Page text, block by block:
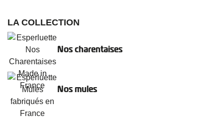
LA COLLECTION
Nos charentaises
Nos mules